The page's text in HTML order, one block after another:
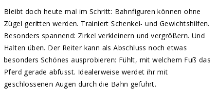
Bleibt doch heute mal im Schritt: Bahnfiguren können ohne
Zügel geritten werden. Trainiert Schenkel- und Gewichtshilfen.
Besonders spannend: Zirkel verkleinern und vergrößern. Und
Halten üben. Der Reiter kann als Abschluss noch etwas
besonders Schönes ausprobieren: Fühlt, mit welchem Fuß das
Pferd gerade abfusst. Idealerweise werdet ihr mit
geschlossenen Augen durch die Bahn geführt.